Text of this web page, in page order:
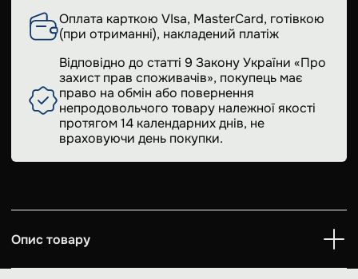
Оплата карткою VIsa, MasterCard, готівкою
(при отриманні), накладений платіж
Відповідно до статті 9 Закону України «Про
захист прав споживачів», покупець має
право на обмін або повернення
непродовольчого товару належної якості
протягом 14 календарних днів, не
враховуючи день покупки.
Опис товару